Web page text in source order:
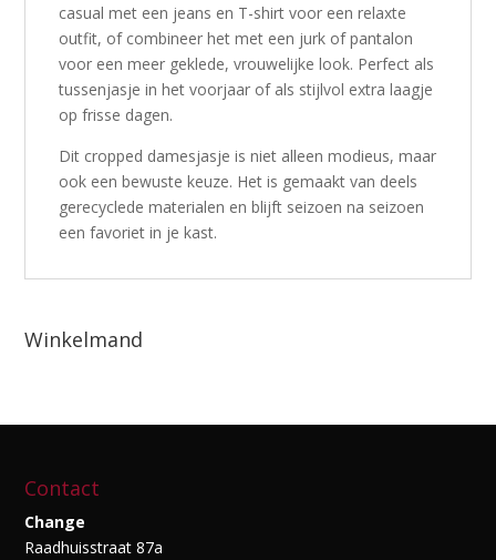
casual met een jeans en T-shirt voor een relaxte
outfit, of combineer het met een jurk of pantalon
voor een meer geklede, vrouwelijke look. Perfect als
tussenjasje in het voorjaar of als stijlvol extra laagje
op frisse dagen.
Dit cropped damesjasje is niet alleen modieus, maar
ook een bewuste keuze. Het is gemaakt van deels
gerecyclede materialen en blijft seizoen na seizoen
een favoriet in je kast.
Winkelmand
Contact
Change
Raadhuisstraat 87a